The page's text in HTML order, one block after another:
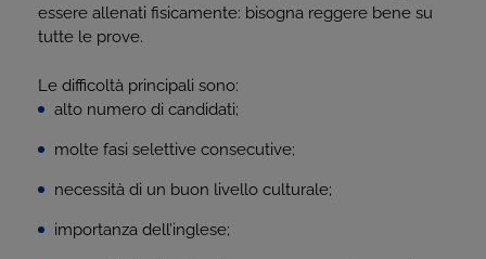
essere allenati fisicamente: bisogna reggere bene su
tutte le prove.
Le difficoltà principali sono:
alto numero di candidati;
molte fasi selettive consecutive;
necessità di un buon livello culturale;
importanza dell’inglese;